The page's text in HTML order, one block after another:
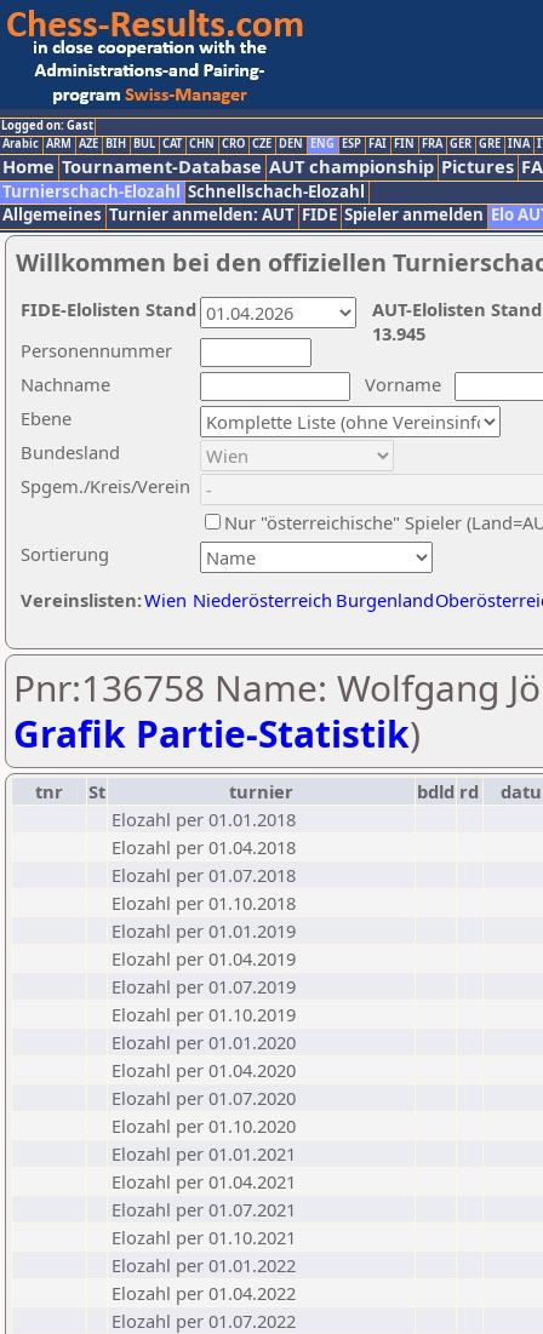
Logged on: Gast
Arabic ARM AZE BIH BUL CAT CHN CRO CZE DEN ENG ESP FAI FIN FRA GER GRE INA
Home Tournament-Database AUT championship Pictures
Turnierschach-Elozahl Schnellschach-Elozahl
Allgemeines Turnier anmelden: AUT FIDE Spieler anmelden Elo
Willkommen bei den offiziellen
Nachname
Vorname
Ebene
Sortierung
Personennummer
Bundesland
Spgem./Kreis/Verein
Nur "österreichische" Spieler
Vereinslisten:Wien Niederösterreich Burgenland
AUT-Elolisten
13.945
FIDE-Elolisten Stand
Pnr:136758 Name: Wolfgang
Grafik Partie-Statistik)
tnr St turnier bdld rd
Elozahl per 01.01.2018
Elozahl per 01.04.2018
Elozahl per 01.07.2018
Elozahl per 01.10.2018
Elozahl per 01.01.2019
Elozahl per 01.04.2019
Elozahl per 01.07.2019
Elozahl per 01.10.2019
Elozahl per 01.01.2020
Elozahl per 01.04.2020
Elozahl per 01.07.2020
Elozahl per 01.10.2020
Elozahl per 01.01.2021
Elozahl per 01.04.2021
Elozahl per 01.07.2021
Elozahl per 01.10.2021
Elozahl per 01.01.2022
Elozahl per 01.04.2022
Elozahl per 01.07.2022